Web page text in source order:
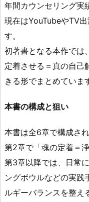
年間カウンセリング実
現在はYouTubeやTV
す​。
初著書となる本作では
定着させる＝真の自己
きる形でまとめていま
本書の構成と狙い
本書は全6章で構成さ
第2章で「魂の定着＝
第3章以降では、日常
ングボウルなどの実践
ルギーバランスを整え